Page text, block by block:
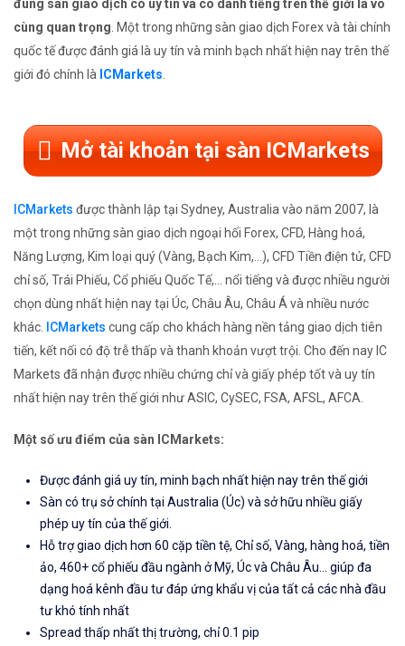
đúng sàn giao dịch có uy tín và có danh tiếng trên thế giới là vô
cùng quan trọng. Một trong những sàn giao dịch Forex và tài chính
quốc tế được đánh giá là uy tín và minh bạch nhất hiện nay trên thế
giới đó chính là ICMarkets.
Mở tài khoản tại sàn ICMarkets
ICMarkets được thành lập tại Sydney, Australia vào năm 2007, là
một trong những sàn giao dịch ngoại hối Forex, CFD, Hàng hoá,
Năng Lượng, Kim loại quý (Vàng, Bạch Kim,...), CFD Tiền điện tử, CFD
chỉ số, Trái Phiếu, Cổ phiếu Quốc Tế,... nổi tiếng và được nhiều người
chọn dùng nhất hiện nay tại Úc, Châu Âu, Châu Á và nhiều nước
khác. ICMarkets cung cấp cho khách hàng nền tảng giao dịch tiên
tiến, kết nối có độ trễ thấp và thanh khoản vượt trội. Cho đến nay IC
Markets đã nhận được nhiều chứng chỉ và giấy phép tốt và uy tín
nhất hiện nay trên thế giới như ASIC, CySEC, FSA, AFSL, AFCA.
Một số ưu điểm của sàn ICMarkets:
Được đánh giá uy tín, minh bạch nhất hiện nay trên thế giới
Sàn có trụ sở chính tại Australia (Úc) và sở hữu nhiều giấy
phép uy tín của thế giới.
Hỗ trợ giao dịch hơn 60 cặp tiền tệ, Chỉ số, Vàng, hàng hoá, tiền
ảo, 460+ cổ phiếu đầu ngành ở Mỹ, Úc và Châu Âu... giúp đa
dạng hoá kênh đầu tư đáp ứng khẩu vị của tất cả các nhà đầu
tư khó tính nhất
Spread thấp nhất thị trường, chỉ 0.1 pip